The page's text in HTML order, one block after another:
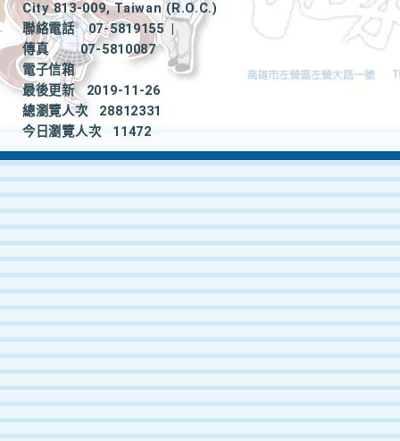
City 813-009, Taiwan (R.O.C.)
聯絡電話
07-5819155
|
傳真
07-5810087
電子信箱
最後更新
2019-11-26
總瀏覽人次
28812331
今日瀏覽人次
11472